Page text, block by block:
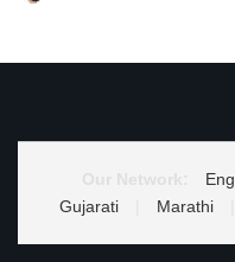
Gujarati
Marathi